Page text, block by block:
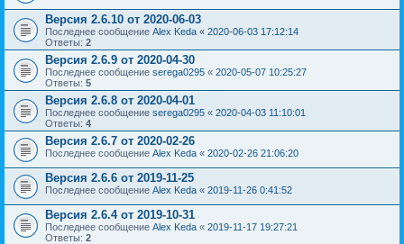
Версия 2.6.10 от 2020-06-03
Последнее сообщение Alex Keda « 2020-06-03 17:12:14
Ответы: 2
Версия 2.6.9 от 2020-04-30
Последнее сообщение serega0295 « 2020-05-07 10:25:27
Ответы: 5
Версия 2.6.8 от 2020-04-01
Последнее сообщение serega0295 « 2020-04-03 11:10:01
Ответы: 4
Версия 2.6.7 от 2020-02-26
Последнее сообщение Alex Keda « 2020-02-26 21:06:20
Версия 2.6.6 от 2019-11-25
Последнее сообщение Alex Keda « 2019-11-26 0:41:52
Версия 2.6.4 от 2019-10-31
Последнее сообщение Alex Keda « 2019-11-17 19:27:21
Ответы: 2